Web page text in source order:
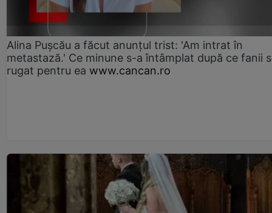
Alina Pușcău a făcut anunțul trist: 'Am intrat în
metastază.' Ce minune s-a întâmplat după ce fanii
rugat pentru ea www.cancan.ro